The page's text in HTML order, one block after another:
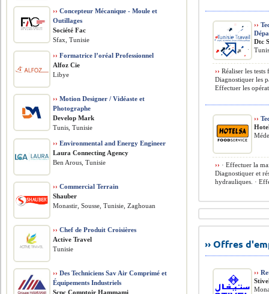
››
Dtc
›› Réaliser les
Diagnostiquer les
Effectuer les
››
›› · Effectuer la
Diagnostiquer et
hydrauliques. ·
›› Offres
››
›› Concepteur Mécanique - Moule et
Outillages
Société Fac
Sfax, Tunisie
›› Formatrice l’oréal Professionnel
Alfoz Cie
Libye
›› Motion Designer / Vidéaste et
Photographe
Develop Mark
Tunis, Tunisie
›› Environmental and Energy Engineer
Laura Connecting Agency
Ben Arous, Tunisie
›› Commercial Terrain
Shauber
Monastir, Sousse, Tunisie, Zaghouan
›› Chef de Produit Croisières
Active Travel
Tunisie
›› Des Techniciens Sav Air Comprimé et
Équipements Industriels
Scpc Comptoir Hammami